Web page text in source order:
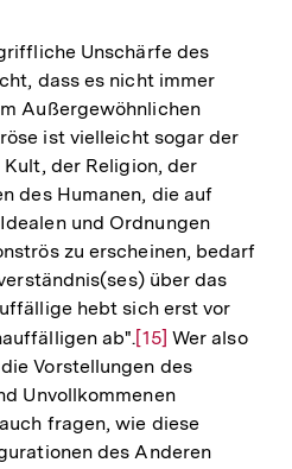
Unschärfe des
dass es nicht immer
Außergewöhnlichen
ist vielleicht sogar der
der Religion, der
des Humanen, die auf
und Ordnungen
zu erscheinen, bedarf
über das
hebt sich erst vor
ab".Zur
Auflösung
der
Fußnote
[15] Wer also
Vorstellungen des
Unvollkommenen
fragen, wie diese
des Anderen